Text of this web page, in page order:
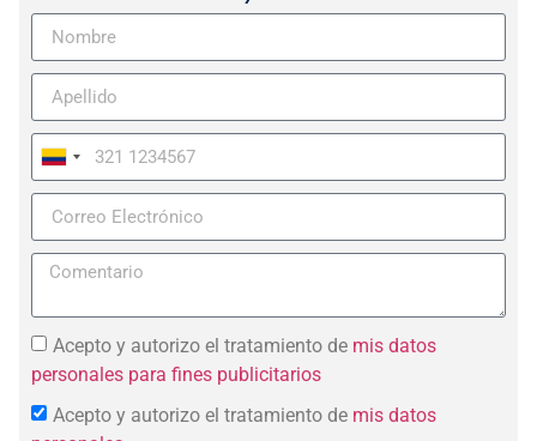
Colombia
+57
Acepto y autorizo el tratamiento de mis datos
personales para fines publicitarios
Acepto y autorizo el tratamiento de mis datos